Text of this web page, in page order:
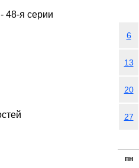
48-я серии
6
13
20
27
пн